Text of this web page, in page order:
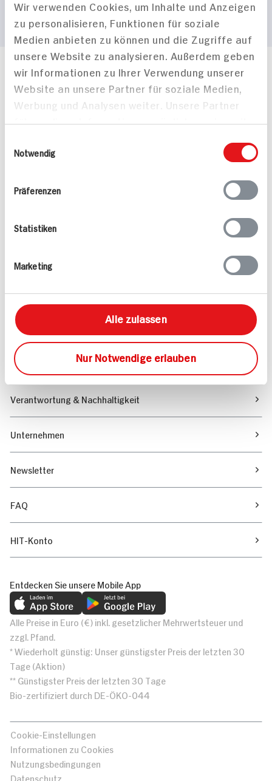
Wir verwenden Cookies, um Inhalte und Anzeigen
zu personalisieren, Funktionen für soziale
Medien anbieten zu können und die Zugriffe auf
unsere Website zu analysieren. Außerdem geben
wir Informationen zu Ihrer Verwendung unserer
Website an unsere Partner für soziale Medien,
Werbung und Analysen weiter. Unsere Partner
führen diese Informationen möglicherweise mit
bereitgestellt haben oder die sie im Rahmen
Notwendig
Präferenzen
Statistiken
Marketing
Alle zulassen
Nur Notwendige erlauben
Häufig gestellte Fragen
Mehr Informationen in unserem FAQ
kontakt
hit.de
Montag - Donnerstag: 9 bis 16 Uhr
Freitags: 9 bis 13 Uhr
Angebote & Coupons
Sortiment
Marktfinder
Unser Magazin
Verantwortung & Nachhaltigkeit
Unternehmen
Newsletter
FAQ
HIT-Konto
Entdecken Sie unsere Mobile App
Alle Preise in Euro (€) inkl. gesetzlicher Mehrwertsteuer und
zzgl. Pfand.
* Wiederholt günstig: Unser günstigster Preis der letzten 30
Tage (Aktion)
** Günstigster Preis der letzten 30 Tage
Bio-zertifiziert durch DE-ÖKO-044
Cookie-Einstellungen
Informationen zu Cookies
Nutzungsbedingungen
Datenschutz